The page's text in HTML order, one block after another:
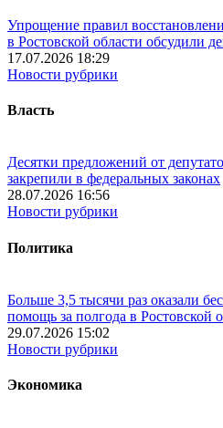
Упрощение правил
в Ростовской области обсудили
17.07.2026 18:29
Новости рубрики
Власть
Десятки предложений от
закрепили в федеральных законах
28.07.2026 16:56
Новости рубрики
Политика
Больше 3,5 тысячи раз оказали
помощь за полгода в Ростовской
29.07.2026 15:02
Новости рубрики
Экономика